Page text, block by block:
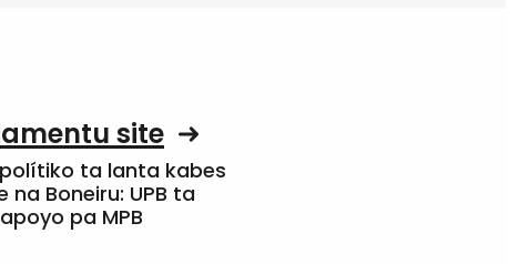
site
ta lanta kabes
na Boneiru: UPB ta
pa MPB